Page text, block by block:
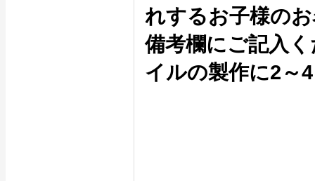
れするお子様の
備考欄にご記入
イルの製作に2～